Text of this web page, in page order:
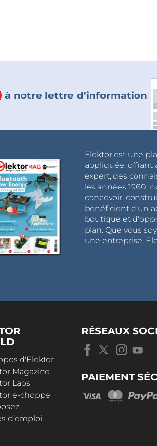
à notre lettre d'information
Elektor est une
appliquée, offrant
expert, des
les années 1960,
concevoir,
bénéficient d'un
boutique et
plan. Que vous
une entreprise,
d'Elektor
Magazine
Labs
e-choppe
d’emploi
RÉSEAUX
PAIEMENT